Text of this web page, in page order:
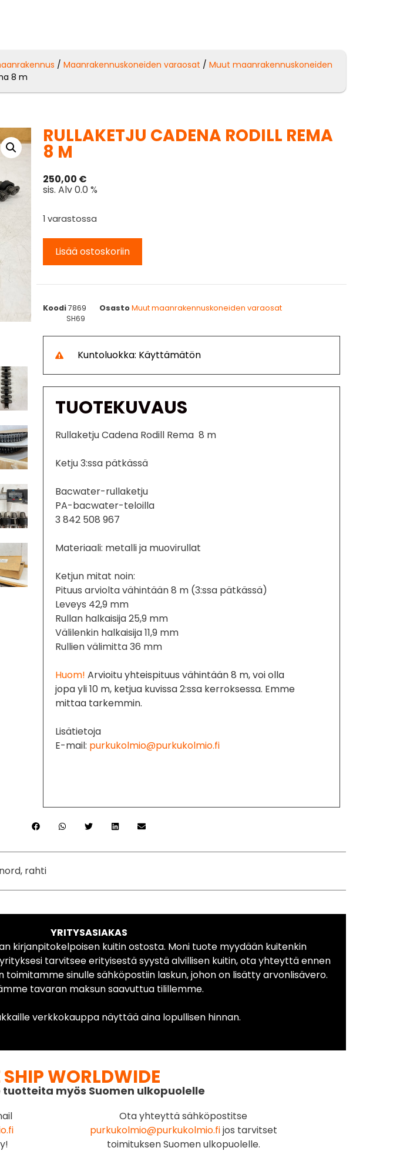
/Maanrakennuskoneiden varaosat /Muut maanrakennuskoneiden
8 m
RULLAKETJU CADENA RODILL REMA
8 M
250,00 €
sis. Alv 0.0 %
1 varastossa
Lisää ostoskoriin
Koodi7869 Osasto Muut maanrakennuskoneiden varaosat
SH69
Kuntoluokka: Käyttämätön
TUOTEKUVAUS
Rullaketju Cadena Rodill Rema 8 m
Ketju 3:ssa pätkässä
Bacwater-rullaketju
PA-bacwater-teloilla
3 842 508 967
Materiaali: metalli ja muovirullat
Ketjun mitat noin:
Pituus arviolta vähintään 8 m (3:ssa pätkässä)
Leveys 42,9 mm
Rullan halkaisija 25,9 mm
Välilenkin halkaisija 11,9 mm
Rullien välimitta 36 mm
Huom!Arvioitu yhteispituus vähintään 8 m, voi olla
jopa yli 10 m, ketjua kuvissa 2:ssa kerroksessa. Emme
mittaa tarkemmin.
Lisätietoja
E-mail: purkukolmio@purkukolmio.fi
rahti
YRITYSASIAKAS
kirjanpitokelpoisen kuitin ostosta. Moni tuote myydään kuitenkin
tarvitsee erityisestä syystä alvillisen kuitin, ota yhteyttä ennen
toimitamme sinulle sähköpostiin laskun, johon on lisätty arvonlisävero.
tavaran maksun saavuttua tilillemme.
verkkokauppa näyttää aina lopullisen hinnan.
SHIP WORLDWIDE
myös Suomen ulkopuolelle
Ota yhteyttä sähköpostitse
purkukolmio@purkukolmio.fijos tarvitset
toimituksen Suomen ulkopuolelle.